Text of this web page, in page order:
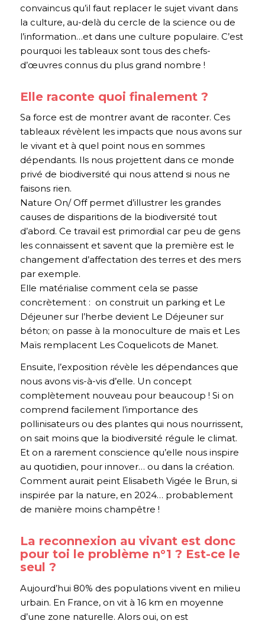
convaincus qu’il faut replacer le sujet vivant dans
la culture, au-delà du cercle de la science ou de
l’information…et dans une culture populaire. C’est
pourquoi les tableaux sont tous des chefs-
d’œuvres connus du plus grand nombre !
Elle raconte quoi finalement ?
Sa force est de montrer avant de raconter. Ces
tableaux révèlent les impacts que nous avons sur
le vivant et à quel point nous en sommes
dépendants. Ils nous projettent dans ce monde
privé de biodiversité qui nous attend si nous ne
faisons rien.
Nature On/ Off permet d’illustrer les grandes
causes de disparitions de la biodiversité tout
d’abord. Ce travail est primordial car peu de gens
les connaissent et savent que la première est le
changement d’affectation des terres et des mers
par exemple.
Elle matérialise comment cela se passe
concrètement : on construit un parking et Le
Déjeuner sur l’herbe devient Le Déjeuner sur
béton; on passe à la monoculture de maïs et Les
Maïsremplacent Les Coquelicotsde Manet.
Ensuite, l’exposition révèle les dépendances que
nous avons vis-à-vis d’elle. Un concept
complètement nouveau pour beaucoup ! Si on
comprend facilement l’importance des
pollinisateurs ou des plantes qui nous nourrissent,
on sait moins que la biodiversité régule le climat.
Et on a rarement conscience qu’elle nous inspire
au quotidien, pour innover… ou dans la création.
Comment aurait peint Elisabeth Vigée le Brun, si
inspirée par la nature, en 2024… probablement
de manière moins champêtre !
La reconnexion au vivant est donc
pour toi le problème n°1 ? Est-ce le
seul ?
Aujourd’hui 80% des populations vivent en milieu
urbain. En France, on vit à 16 km en moyenne
d’une zone naturelle. Alors oui, on est